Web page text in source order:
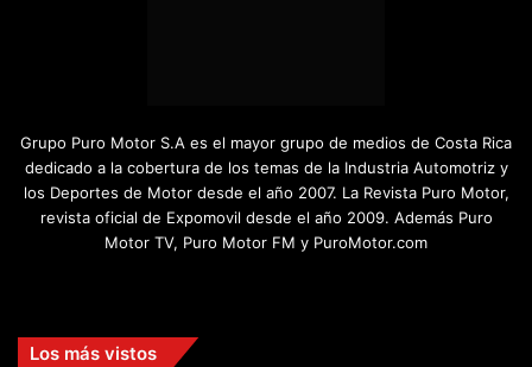
Grupo Puro Motor S.A es el mayor grupo de medios de Costa Rica
dedicado a la cobertura de los temas de la Industria Automotriz y
los Deportes de Motor desde el año 2007. La Revista Puro Motor,
revista oficial de Expomovil desde el año 2009. Además Puro
Motor TV, Puro Motor FM y PuroMotor.com
Los más vistos